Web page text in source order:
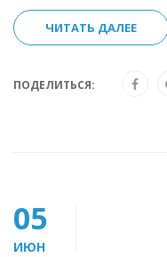
ЧИТАТЬ ДАЛЕЕ
ПОДЕЛИТЬСЯ:
05
ИЮН